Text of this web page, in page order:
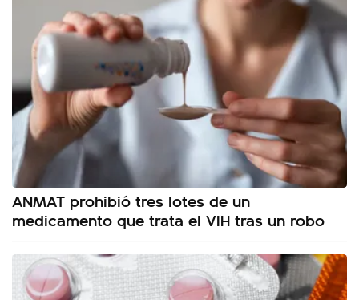
ANMAT prohibió tres lotes de un
medicamento que trata el VIH tras un robo